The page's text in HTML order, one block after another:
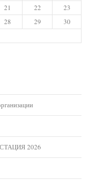
21 22
23
28 29
30
2026